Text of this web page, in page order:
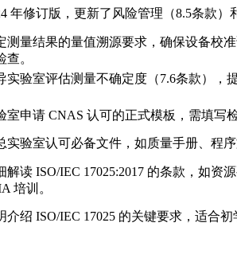
年修订版，更新了风险管理（8.5条款
测量结果的量值溯源要求，确保设备校
查。
实验室评估测量不确定度（7.6条款），
室申请 CNAS 认可的正式模板，需填写
实验室认可必备文件，如质量手册、程
解读 ISO/IEC 17025:2017 的条款，如
培训。
介绍 ISO/IEC 17025 的关键要求，适合